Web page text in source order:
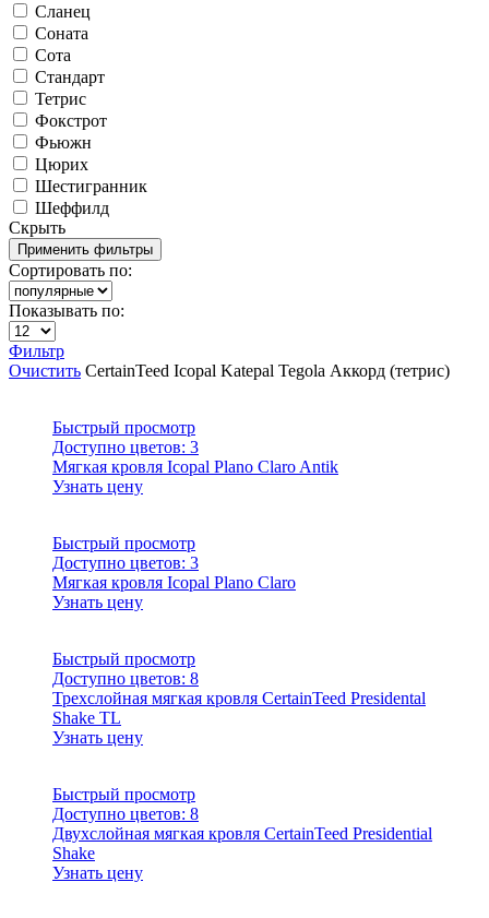
Сланец
Соната
Сота
Стандарт
Тетрис
Фокстрот
Фьюжн
Цюрих
Шестигранник
Шеффилд
Скрыть
Сортировать по:
Показывать по:
Фильтр
Очистить CertainTeed Icopal Katepal Tegola Аккорд (тетрис)
Быстрый просмотр
Доступно цветов: 3
Мягкая кровля Icopal Plano Claro Antik
Узнать цену
Быстрый просмотр
Доступно цветов: 3
Мягкая кровля Icopal Plano Claro
Узнать цену
Быстрый просмотр
Доступно цветов: 8
Трехслойная мягкая кровля CertainTeed Presidental
Shake TL
Узнать цену
Быстрый просмотр
Доступно цветов: 8
Двухслойная мягкая кровля CertainTeed Presidential
Shake
Узнать цену